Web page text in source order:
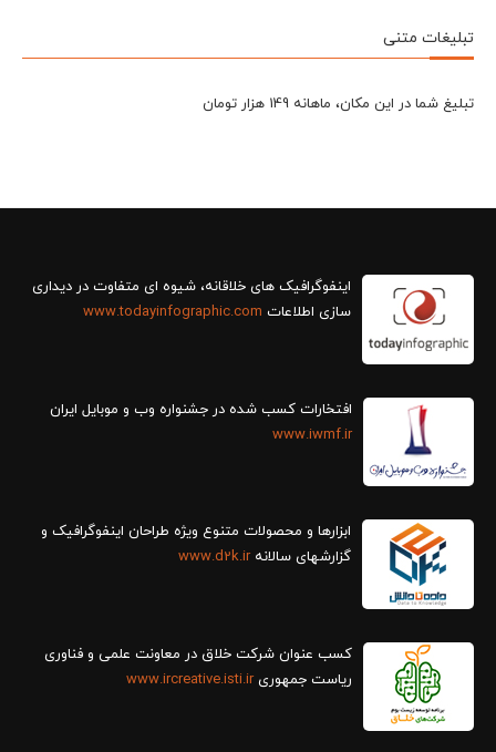
تبلیغات متنی
تبلیغ شما در این مکان، ماهانه 149 هزار تومان
سازی اطلاعات www.todayinfographic.com
افتخارات کسب شده در جشنواره وب و موبایل ایران
www.iwmf.ir
ابزارها و محصولات متنوع ویژه طراحان اینفوگرافیک و
گزارش‎های سالانه
www.d2k.ir
کسب عنوان شرکت خلاق در معاونت علمی و فناوری
ریاست جمهوریwww.ircreative.isti.ir